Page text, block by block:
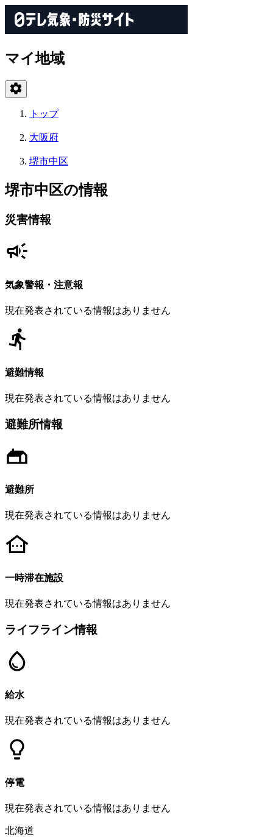
マイ地域
トップ
大阪府
堺市中区
堺市中区の情報
災害情報
気象警報・注意報
現在発表されている情報はありません
避難情報
現在発表されている情報はありません
避難所情報
避難所
現在発表されている情報はありません
一時滞在施設
現在発表されている情報はありません
ライフライン情報
給水
現在発表されている情報はありません
停電
現在発表されている情報はありません
北海道